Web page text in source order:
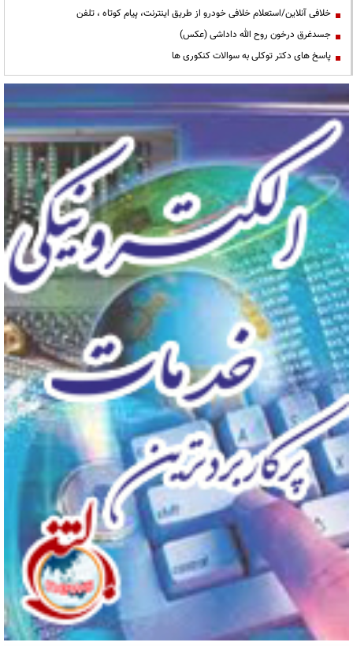
خلافی آنلاین/استعلام خلافی خودرو از طریق اینترنت، پیام کوتاه ، تلفن
جسدغرق درخون روح الله داداشی (عکس)
پاسخ های دکتر توکلی به سوالات کنکوری ها